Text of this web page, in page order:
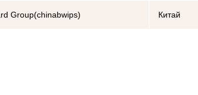
Group(chinabwips) Китай